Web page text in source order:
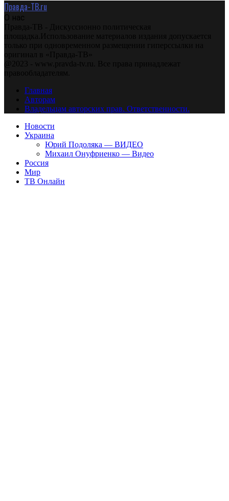
Правда-ТВ.ru
О нас
Правда-ТВ - Дискуссионно политическая
площадка.Использование материалов издания допускается
только при одновременном размещении гиперссылки на
оригинал в «Правда-ТВ»
@2023 - www.pravda-tv.ru. Все права принадлежат
правообладателям.
Главная
Авторам
Владельцам авторских прав. Ответственности.
Новости
Украина
Юрий Подоляка — ВИДЕО
Михаил Онуфриенко — Видео
Россия
Мир
ТВ Онлайн